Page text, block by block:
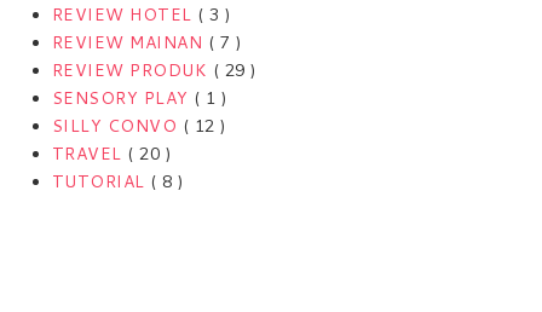
REVIEW HOTEL ( 3 )
REVIEW MAINAN ( 7 )
REVIEW PRODUK ( 29 )
SENSORY PLAY ( 1 )
SILLY CONVO ( 12 )
TRAVEL ( 20 )
TUTORIAL ( 8 )